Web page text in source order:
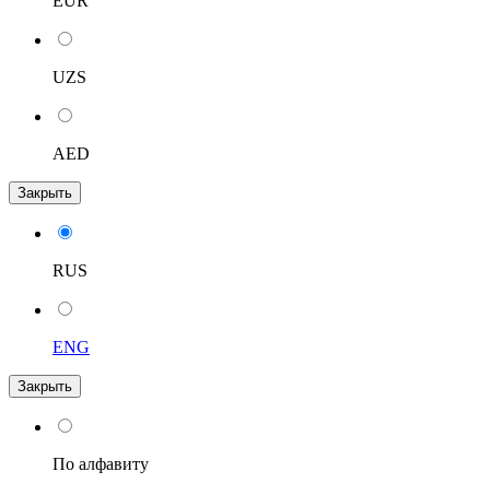
UZS
AED
Закрыть
RUS
ENG
Закрыть
По алфавиту